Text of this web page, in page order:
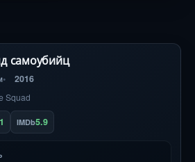
самоубийц
2016
Squad
IMDb5.9